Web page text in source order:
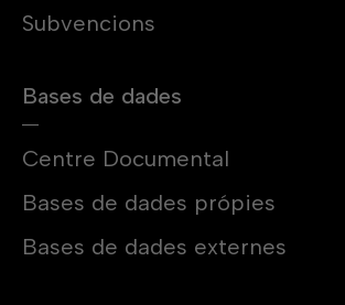
Subvencions
Bases de dades
Centre Documental
Bases de dades própies
Bases de dades externes